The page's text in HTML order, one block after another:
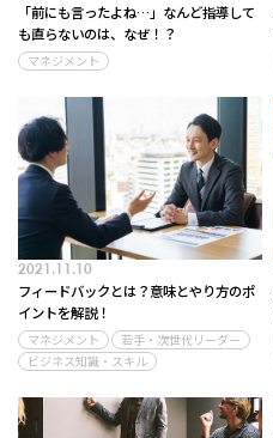
「前にも言ったよね…」なんど指導して
も直らないのは、なぜ！？
マネジメント
2021.11.10
フィードバックとは？意味とやり方のポ
イントを解説！
マネジメント
若手・次世代リーダー
ビジネス知識・スキル